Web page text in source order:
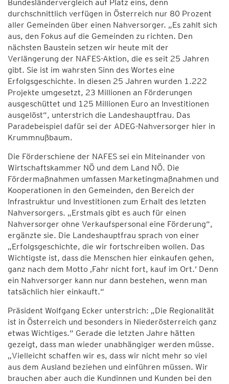
Bundesländervergleich auf Platz eins, denn
durchschnittlich verfügen in Österreich nur 80 Prozent
aller Gemeinden über einen Nahversorger. „Es zahlt sich
aus, den Fokus auf die Gemeinden zu richten. Den
nächsten Baustein setzen wir heute mit der
Verlängerung der NAFES-Aktion, die es seit 25 Jahren
gibt. Sie ist im wahrsten Sinn des Wortes eine
Erfolgsgeschichte. In diesen 25 Jahren wurden 1.222
Projekte umgesetzt, 23 Millionen an Förderungen
ausgeschüttet und 125 Millionen Euro an Investitionen
ausgelöst“, unterstrich die Landeshauptfrau. Das
Paradebeispiel dafür sei der ADEG-Nahversorger hier in
Krummnußbaum.
Die Förderschiene der NAFES sei ein Miteinander von
Wirtschaftskammer NÖ und dem Land NÖ. Die
Fördermaßnahmen umfassen Marketingmaßnahmen und
Kooperationen in den Gemeinden, den Bereich der
Infrastruktur und Investitionen zum Erhalt des letzten
Nahversorgers. „Erstmals gibt es auch für einen
Nahversorger ohne Verkaufspersonal eine Förderung“,
ergänzte sie. Die Landeshauptfrau sprach von einer
„Erfolgsgeschichte, die wir fortschreiben wollen. Das
Wichtigste ist, dass die Menschen hier einkaufen gehen,
ganz nach dem Motto ‚Fahr nicht fort, kauf im Ort.‘ Denn
ein Nahversorger kann nur dann bestehen, wenn man
tatsächlich hier einkauft.“
Präsident Wolfgang Ecker unterstrich: „Die Regionalität
ist in Österreich und besonders in Niederösterreich ganz
etwas Wichtiges.“ Gerade die letzten Jahre hätten
gezeigt, dass man wieder unabhängiger werden müsse.
„Vielleicht schaffen wir es, dass wir nicht mehr so viel
aus dem Ausland beziehen und einführen müssen. Wir
brauchen aber auch die Kundinnen und Kunden bei den